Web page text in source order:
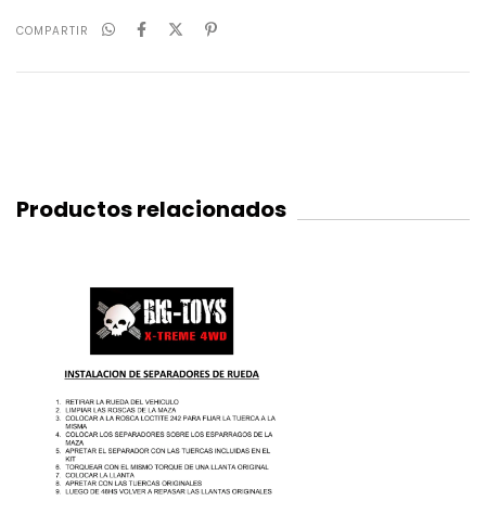
COMPARTIR
Productos relacionados